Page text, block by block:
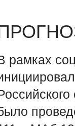
рамках